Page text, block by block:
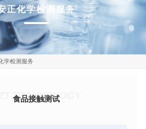
正化学检测服务
学检测服务
TECHNOLOGY
食品接触测试